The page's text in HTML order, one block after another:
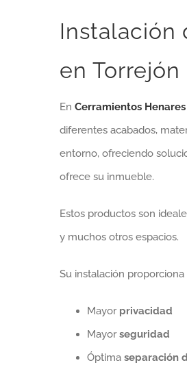
Instalación
en
En Cerramientos Henares
diferentes acabados,
entorno, ofreciendo
ofrece su inmueble.
Estos productos son
y muchos otros espacios.
Su instalación
Mayor privacidad
Mayorseguridad
Óptima separación